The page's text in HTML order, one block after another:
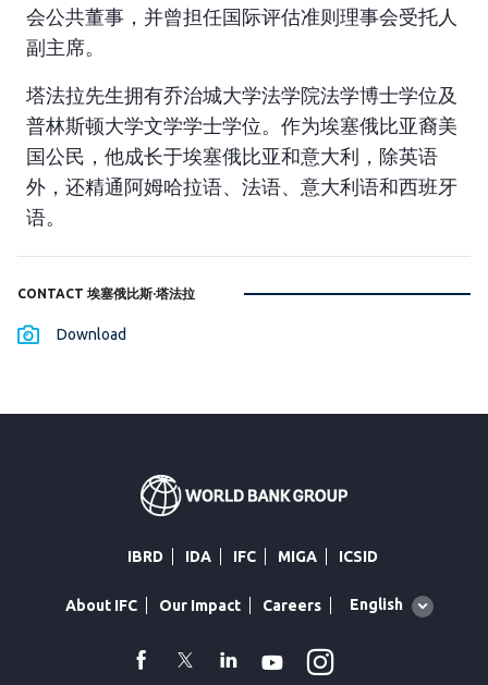
会公共董事，并曾担任国际评估准则理事会受托人
副主席。
塔法拉先生拥有乔治城大学法学院法学博士学位及
普林斯顿大学文学学士学位。作为埃塞俄比亚裔美
国公民，他成长于埃塞俄比亚和意大利，除英语
外，还精通阿姆哈拉语、法语、意大利语和西班牙
语。
CONTACT 埃塞俄比斯·塔法拉
Download
IBRD IDA IFC MIGA ICSID
About IFC Our Impact Careers
Global
English
facebook
TwitterLinkedin
Youtube